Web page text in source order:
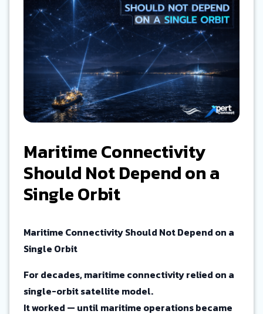
Maritime Connectivity
Should Not Depend on a
Single Orbit
Maritime Connectivity Should Not Depend on a
Single Orbit
For decades, maritime connectivity relied on a
single-orbit satellite model.
It worked — until maritime operations became